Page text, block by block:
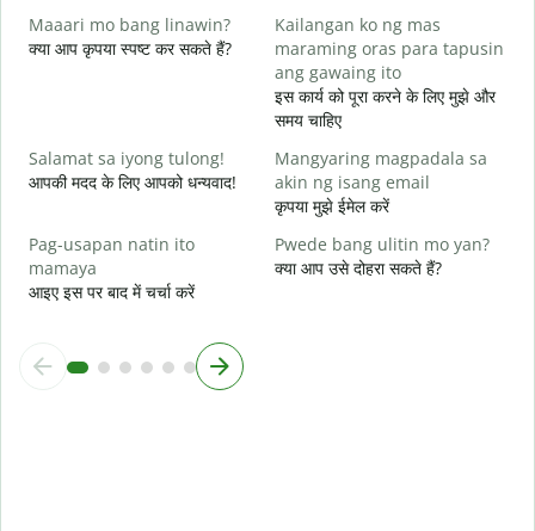
Maaari mo bang linawin?
क्या आप कृपया स्पष्ट कर सकते हैं?
Kailangan ko ng mas
maraming oras para tapusin
ang gawaing ito
इस कार्य को पूरा करने के लिए मुझे और
समय चाहिए
Salamat sa iyong tulong!
आपकी मदद के लिए आपको धन्यवाद!
Mangyaring magpadala sa
akin ng isang email
कृपया मुझे ईमेल करें
Pag-usapan natin ito
mamaya
आइए इस पर बाद में चर्चा करें
Pwede bang ulitin mo yan?
क्या आप उसे दोहरा सकते हैं?